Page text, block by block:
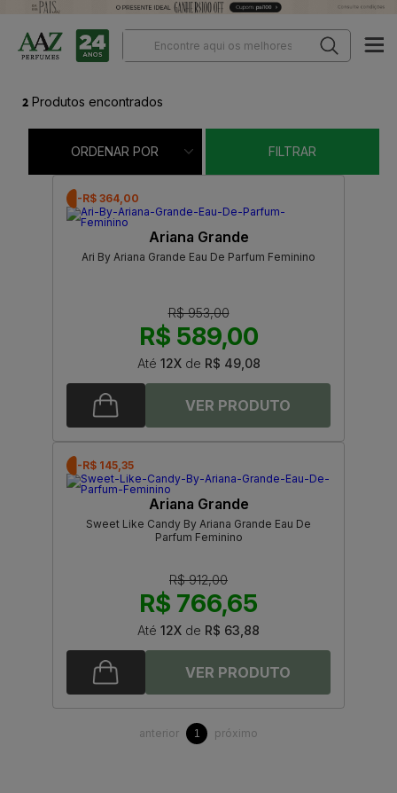
2 Produtos encontrados
ORDENAR POR FILTRAR
-R$ 364,00
Ariana Grande
Ari By Ariana Grande Eau De Parfum Feminino
R$ 953,00
R$ 589,00
Até 12Xde R$ 49,08
-R$ 145,35
Ariana Grande
Sweet Like Candy By Ariana Grande Eau De
Parfum Feminino
R$ 912,00
R$ 766,65
Até 12X de R$ 63,88
anterior 1 próximo